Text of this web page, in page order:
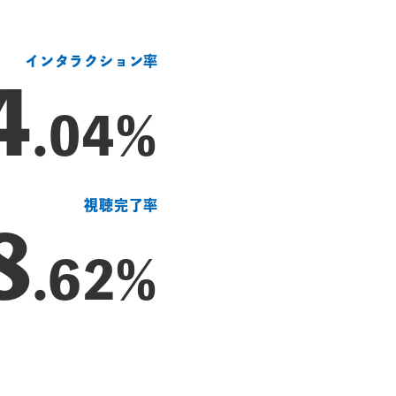
インタラクション率
.04%
視聴完了率
.62%